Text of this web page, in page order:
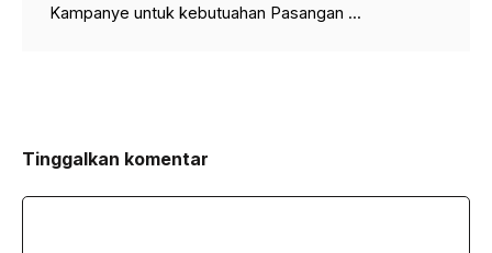
Kampanye untuk kebutuahan Pasangan ...
Tinggalkan komentar